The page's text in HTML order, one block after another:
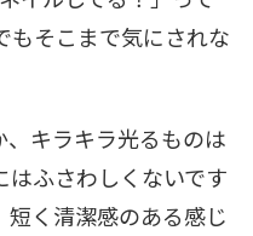
もそこまで気にされな
キラキラ光るものは
はふさわしくないです
く清潔感のある感じ